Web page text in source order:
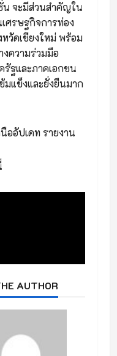
น จะมีส่วนสำคัญใน
ศรษฐกิจการท่อง
หวัดเชียงใหม่ พร้อม
งความร่วมมือ
รัฐและภาคเอกชน
มแข็งและยั่งยืนมาก
ออัปเดท รายงาน
AUTHOR